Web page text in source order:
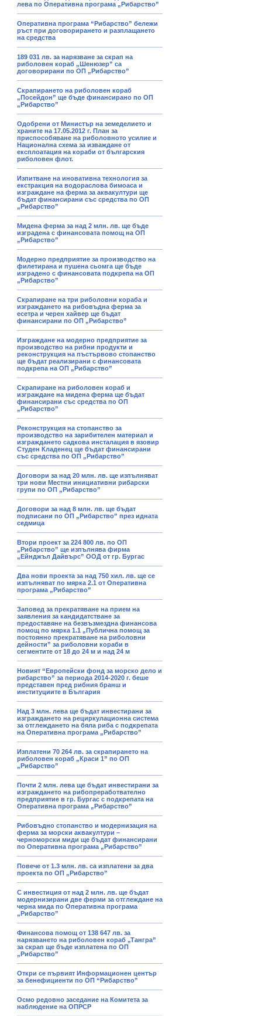
лева по Оперативна програма „Рибарство”
Оперативна програма “Рибарство” бележи
ръст при договорирането и разплащането
на средства
189 031 лв. за нарязване за скрап на
риболовен кораб „Шенюзер” са
договорирани по ОП „Рибарство”
Скрапирането на риболовен кораб
„Посейдон” ще бъде финансирано по ОП
„Рибарство”
Одобрени от Министър на земеделието и
храните на 17.05.2012 г. План за
приспособяване на риболовното усилие и
Национална схема за изваждане от
експлоатация на кораби от българския
риболовен флот.
Изпитване на иновативна технология за
екстракция на водораслова бимоаса и
изграждане на ферма за аквакултури ще
бъдат финансирани със средства по ОП
„Рибарство”
Мидена ферма за над 2 млн. лв. ще бъде
изградена с финансовата помощ на ОП
„Рибарство”
Модерно предприятие за производство на
филетирана и пушена сьомга ще бъде
изградено с финансовата подкрепа на ОП
„Рибарство”
Скрапиране на три риболовни кораба и
изграждането на рибовъдна ферма за
есетра и черен хайвер ще бъдат
финансирани по ОП „Рибарство”
Изграждане на модерно предприятие за
производство на рибни продукти и
реконструкция на пъстървово стопанство
ще бъдат реализирани с финансовата
подкрепа на ОП „Рибарство”
Скрапиране на риболовен кораб и
изграждане на мидена ферма ще бъдат
финансирани със средства по ОП
„Рибарство”
Реконструкция на стопанство за
производство на зарибителен материал и
изграждането садкова инсталация в язовир
Студен Кладенец ще бъдат финансирани
със средства по ОП „Рибарство”
Договори за над 20 млн. лв. ще изпълняват
три нови Местни инициативни рибарски
групи по ОП „Рибарство”
Договори за над 8 млн. лв. ще бъдат
подписани по ОП „Рибарство” през идната
седмица
Втори проект за 224 800 лв. по ОП
„Рибарство” ще изпълнява фирма
„Ейнджъл Дайвърс” ООД от гр. Бургас
Два нови проекта за над 750 хил. лв. ще се
изпълняват по мярка 2.1 от Оперативна
програма „Рибарство”
Заповед за прекратяване на прием на
заявления за кандидатстване за
предоставяне на безвъзмездна финансова
помощ по мярка 1.1 „Публична помощ за
постоянно прекратяване на риболовни
дейности” за риболовни кораби в
сегментите от 18 до 24 м и над 24 м
Новият “Европейски фонд за морско дело и
рибарство” за периода 2014-2020 г. беше
представен пред рибния бранш и
институциите в България
Над 3 млн. лева ще бъдат инвестирани за
изграждането на рециркулационна система
за отглеждането на бяла риба с подкрепата
на Оперативна програма „Рибарство”
Изплатени 70 264 лв. за скрапирането на
риболовен кораб „Краси 1” по ОП
„Рибарство”
Почти 2 млн. лева ще бъдат инвестирани за
изграждането на рибопреработвателно
предприятие в гр. Бургас с подкрепата на
Оперативна програма „Рибарство”
Рибовъдно стопанство и модернизация на
ферма за морски аквакултури –
черноморски миди ще бъдат финансирани
по Оперативна програма „Рибарство”
Повече от 1.3 млн. лв. са изплатени за два
проекта по ОП „Рибарство”
С инвестиция от над 2 млн. лв. ще бъдат
модернизирани две ферми за отглеждане на
черна мида по Оперативна програма
„Рибарство”
Финансова помощ от 138 647 лв. за
нарязването на риболовен кораб „Тангра”
за скрап ще бъде изплатена по ОП
„Рибарство”
Откри се първият Информационен център
за бенефициенти по ОП “Рибарство”
Осмо редовно заседание на Комитета за
наблюдение на ОПРСР